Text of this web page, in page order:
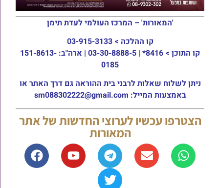
'המאורות' – המרכז העולמי לעדת תימן
קו ההלכה > 03-915-3133
קו התוכן >
8416* | 03-30-8888-5 | ארה"ב: 151-8613-
0185
ניתן לשלוח שאלות לרבני בית ההוראה גם דרך האתר או
באמצעות המייל: sm088302222@gmail.com
הצטרפו עכשיו לערוצי החדשות של אתר
המאורות